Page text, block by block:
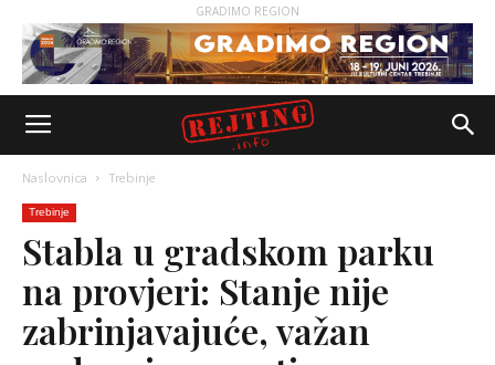
GRADIMO REGION
Naslovnica Trebinje
Trebinje
Stabla u gradskom parku
na provjeri: Stanje nije
zabrinjavajuće, važan